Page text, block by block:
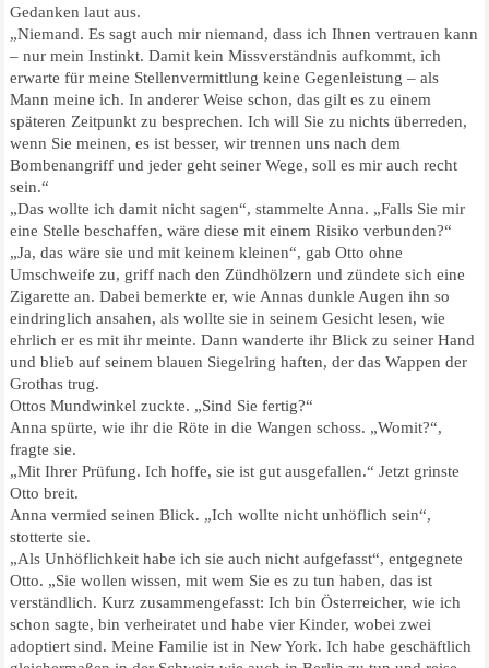
Gedanken laut aus.
„Niemand. Es sagt auch mir niemand, dass ich Ihnen vertrauen kann
– nur mein Instinkt. Damit kein Missverständnis aufkommt, ich
erwarte für meine Stellenvermittlung keine Gegenleistung – als
Mann meine ich. In anderer Weise schon, das gilt es zu einem
späteren Zeitpunkt zu besprechen. Ich will Sie zu nichts überreden,
wenn Sie meinen, es ist besser, wir trennen uns nach dem
Bombenangriff und jeder geht seiner Wege, soll es mir auch recht
sein.“
„Das wollte ich damit nicht sagen“, stammelte Anna. „Falls Sie mir
eine Stelle beschaffen, wäre diese mit einem Risiko verbunden?“
„Ja, das wäre sie und mit keinem kleinen“, gab Otto ohne
Umschweife zu, griff nach den Zündhölzern und zündete sich eine
Zigarette an. Dabei bemerkte er, wie Annas dunkle Augen ihn so
eindringlich ansahen, als wollte sie in seinem Gesicht lesen, wie
ehrlich er es mit ihr meinte. Dann wanderte ihr Blick zu seiner Hand
und blieb auf seinem blauen Siegelring haften, der das Wappen der
Grothas trug.
Ottos Mundwinkel zuckte. „Sind Sie fertig?“
Anna spürte, wie ihr die Röte in die Wangen schoss. „Womit?“,
fragte sie.
„Mit Ihrer Prüfung. Ich hoffe, sie ist gut ausgefallen.“ Jetzt grinste
Otto breit.
Anna vermied seinen Blick. „Ich wollte nicht unhöflich sein“,
stotterte sie.
„Als Unhöflichkeit habe ich sie auch nicht aufgefasst“, entgegnete
Otto. „Sie wollen wissen, mit wem Sie es zu tun haben, das ist
verständlich. Kurz zusammengefasst: Ich bin Österreicher, wie ich
schon sagte, bin verheiratet und habe vier Kinder, wobei zwei
adoptiert sind. Meine Familie ist in New York. Ich habe geschäftlich